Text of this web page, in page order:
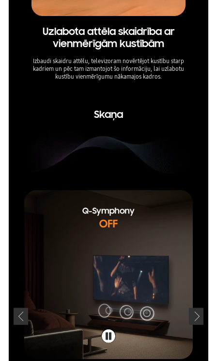
Uzlabota attēla skaidrība ar
vienmērīgām kustībām
Izbaudi skaidru attēlu, televizoram novērtējot kustību starp
kadriem un pēc tam izmantojot šo informāciju, lai uzlabotu
kustību vienmērīgumu nākamajos kadros.
Skaņa